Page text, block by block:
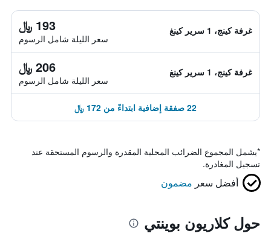
غرفة كينج، 1 سرير كينغ 193 ﷼
سعر الليلة شامل الرسوم
غرفة كينج، 1 سرير كينغ 206 ﷼
سعر الليلة شامل الرسوم
22 صفقة إضافية ابتداءً من 172 ﷼
*يشمل المجموع الضرائب المحلية المقدرة والرسوم المستحقة عند
تسجيل المغادرة.
أفضل سعر مضمون
حول كلاريون بوينتي